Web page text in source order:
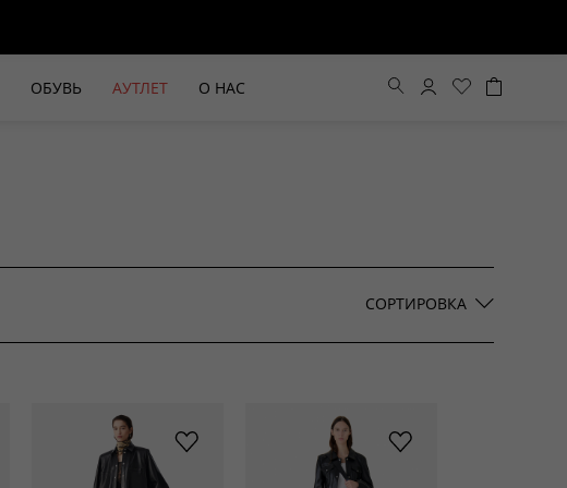
БЕЖЕВЫЕ БРЮКИ ШИРОКОГО
КРОЯ HAYDA
БЕЖЕВЫЙ КОСТЮМНЫЙ ЖИЛЕТ
HIDA
ОБУВЬ АУТЛЕТ О НАС
СОРТИРОВКА
Цена по убыванию